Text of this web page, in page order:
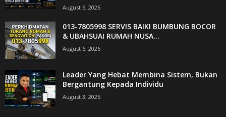
August 6, 2026
013-7805998 SERVIS BAIKI BUMBUNG BOCOR
& UBAHSUAI RUMAH NUSA...
August 6, 2026
Leader Yang Hebat Membina Sistem, Bukan
Bergantung Kepada Individu
August 3, 2026